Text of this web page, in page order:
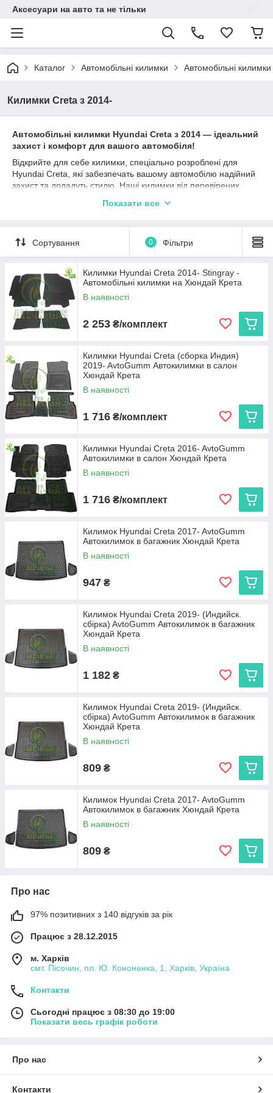
Аксесуари на авто та не тільки
Каталог Автомобільні килимки Автомобільні
Килимки Creta з 2014-
Автомобільні килимки Hyundai Creta з 2014 — ідеальний
захист і комфорт для вашого автомобіля!
Відкрийте для себе килимки, спеціально розроблені для
Hyundai Creta, які забезпечать вашому автомобілю надійний
захист та додадуть стилю. Наші килимки від перевірених
ідеально підходять для Хюндай Крета та гарантують
Матеріали, такі як каучук, поліуретан та гума, забезпечують
відмінні захисні характеристики, а різноманітність типів
бортиків (2,5 см, 4 см, євроборт) дозволяє вибрати найбільш
підходящий варіант залежно від ваших уподобань та умов
експлуатації. Ми пропонуємо:
Cargumm з євробортом
салону, легкість у догляді та висока зносостійкість.
Avto gumm з бортиком 2,5 см— надійний захист
витримує будь-які погодні умови.
Stingray— коврики з євробортом з каучуку для
довговічності та 3D коврики з високим бортиком 3,5 см
для максимальної захисту і преміального вигляду.
Кожен виріб виготовляється в Україні, що гарантує високу
якість та доступну ціну.
Hyundai Creta, та насолоджуйтеся чистотою і комфортом на
кожному кілометрі дороги!
Показати все
Сортування 0 Фільтри
Килимки Hyundai Creta 2014- Stingray -
Автомобільні килимки на Хюндай Крета
В наявності
2 253 ₴/комплект
Килимки Hyundai Creta (сборка Индия)
2019- AvtoGumm Автокилимки в салон
Хюндай Крета
В наявності
1 716 ₴/комплект
Килимки Hyundai Creta 2016- AvtoGumm
Автокилимки в салон Хюндай Крета
В наявності
1 716 ₴/комплект
Килимок Hyundai Creta 2017- AvtoGumm
Автокилимок в багажник Хюндай Крета
В наявності
947 ₴
Килимок Hyundai Creta 2019- (Индийск.
сбірка) AvtoGumm Автокилимок в багажник
Хюндай Крета
В наявності
1 182 ₴
Килимок Hyundai Creta 2019- (Индийск.
сбірка) AvtoGumm Автокилимок в багажник
Хюндай Крета
В наявності
809 ₴
Килимок Hyundai Creta 2017- AvtoGumm
Автокилимок в багажник Хюндай Крета
В наявності
809 ₴
Про нас
97% позитивних з 140 відгуків за рік
Працює з 28.12.2015
м. Харків
смт. Пісочин, пл. Ю. Кононенка, 1, Харків, Україна
Контакти
Сьогодні працює з 08:30 до 19:00
Показати весь графік роботи
Про нас
Контакти